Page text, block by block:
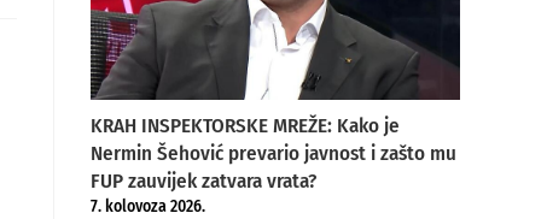
KRAH INSPEKTORSKE MREŽE: Kako je
Nermin Šehović prevario javnost i zašto mu
FUP zauvijek zatvara vrata?
7. kolovoza 2026.